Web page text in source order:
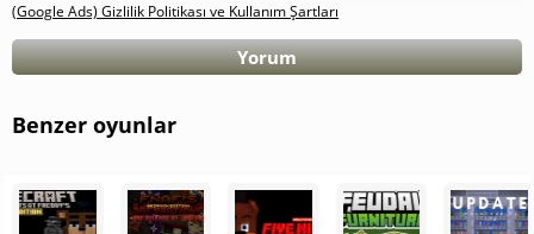
(Google Ads) Gizlilik Politikası ve Kullanım Şartları
Yorum
Benzer oyunlar